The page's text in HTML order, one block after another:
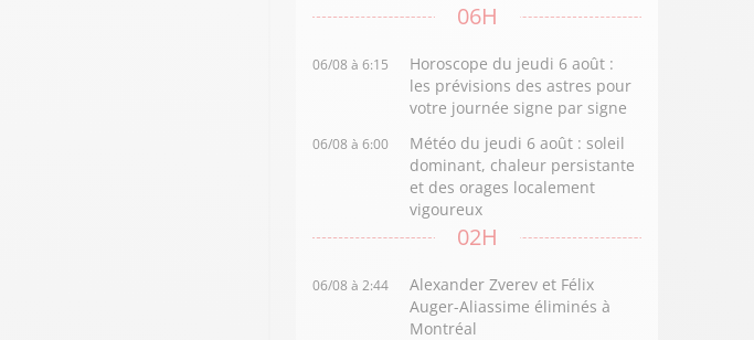
06H
06/08 à 6:15
Horoscope du jeudi 6 août :
les prévisions des astres pour
votre journée signe par signe
06/08 à 6:00
Météo du jeudi 6 août : soleil
dominant, chaleur persistante
et des orages localement
vigoureux
02H
06/08 à 2:44
Alexander Zverev et Félix
Auger-Aliassime éliminés à
Montréal